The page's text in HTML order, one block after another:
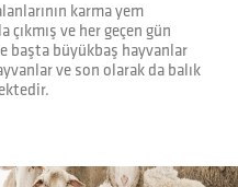
karma yem
çıkmış ve her geçen gün
başta büyükbaş hayvanlar
ve son olarak da balık